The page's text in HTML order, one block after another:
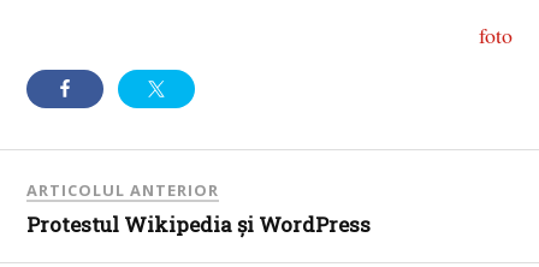
foto
ARTICOLUL ANTERIOR
Protestul Wikipedia şi WordPress